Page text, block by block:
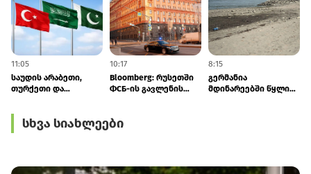
11:05
საუდის არაბეთი,
თურქეთი და
თავდაცვაზე
შეთანხმდნენ
10:17
Bloomberg: რუსეთში
ФСБ-ის გავლენის
8:15
გერმანია
მდინარეებში წყლის
სხვა სიახლეები